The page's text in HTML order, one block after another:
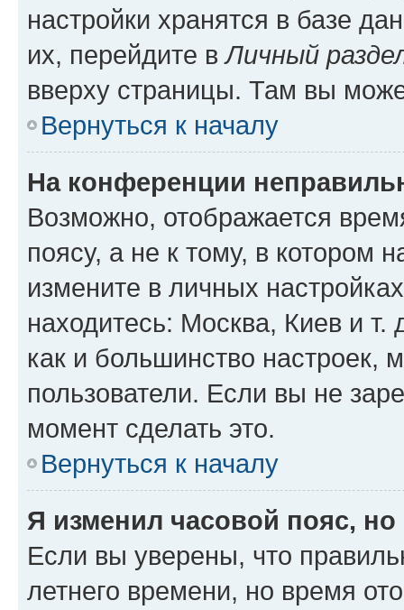
настройки хранятся в базе
их, перейдите вЛичный
вверху страницы. Там вы
Вернуться к началу
На конференции
Возможно, отображается
поясу, а не к тому, в котором
измените в личных
находитесь: Москва, Киев и т.
как и большинство настроек,
пользователи. Если вы не
момент сделать это.
Вернуться к началу
Я изменил часовой пояс,
Если вы уверены, что
летнего времени, но время